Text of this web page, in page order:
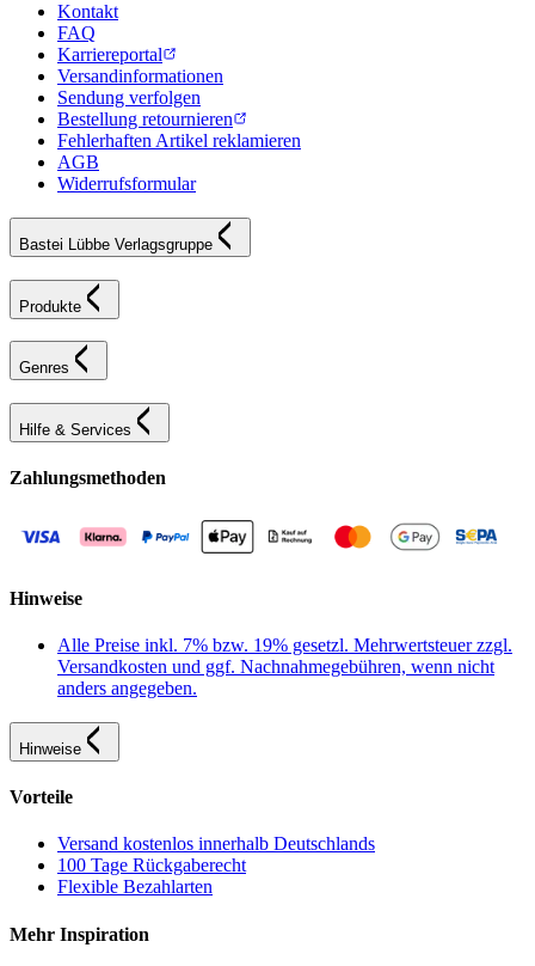
Kontakt
FAQ
Karriereportal
Versandinformationen
Sendung verfolgen
Bestellung retournieren
Fehlerhaften Artikel reklamieren
AGB
Widerrufsformular
Bastei Lübbe Verlagsgruppe
Produkte
Genres
Hilfe & Services
Zahlungsmethoden
Hinweise
Alle Preise inkl. 7% bzw. 19% gesetzl. Mehrwertsteuer zzgl.
Versandkosten und ggf. Nachnahmegebühren, wenn nicht
anders angegeben.
Hinweise
Vorteile
Versand kostenlos innerhalb Deutschlands
100 Tage Rückgaberecht
Flexible Bezahlarten
Mehr Inspiration